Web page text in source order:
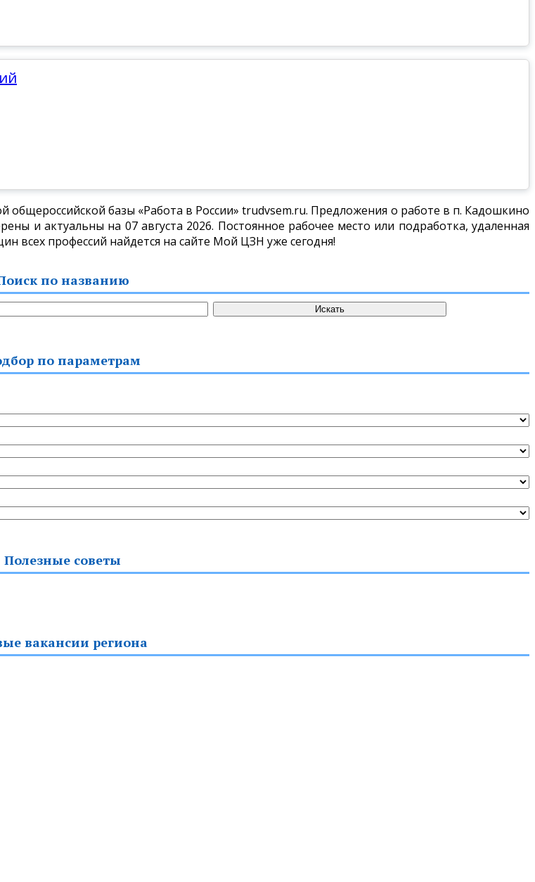
общероссийской базы «Работа в России» trudvsem.ru. Предложения о работе в п. Кадошкино
и актуальны на 07 августа 2026. Постоянное рабочее место или подработка, удаленная
всех профессий найдется на сайте Мой ЦЗН уже сегодня!
по названию
по параметрам
Полезные советы
вакансии региона